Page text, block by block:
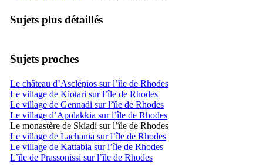
Sujets plus détaillés
Sujets proches
Le château d’Asclépios sur l’île de Rhodes
Le village de Kiotari sur l’île de Rhodes
Le village de Gennadi sur l’île de Rhodes
Le village d’Apolakkia sur l’île de Rhodes
Le monastère de Skiadi sur l’île de Rhodes
Le village de Lachania sur l’île de Rhodes
Le village de Kattabia sur l’île de Rhodes
L’île de Prassonissi sur l’île de Rhodes